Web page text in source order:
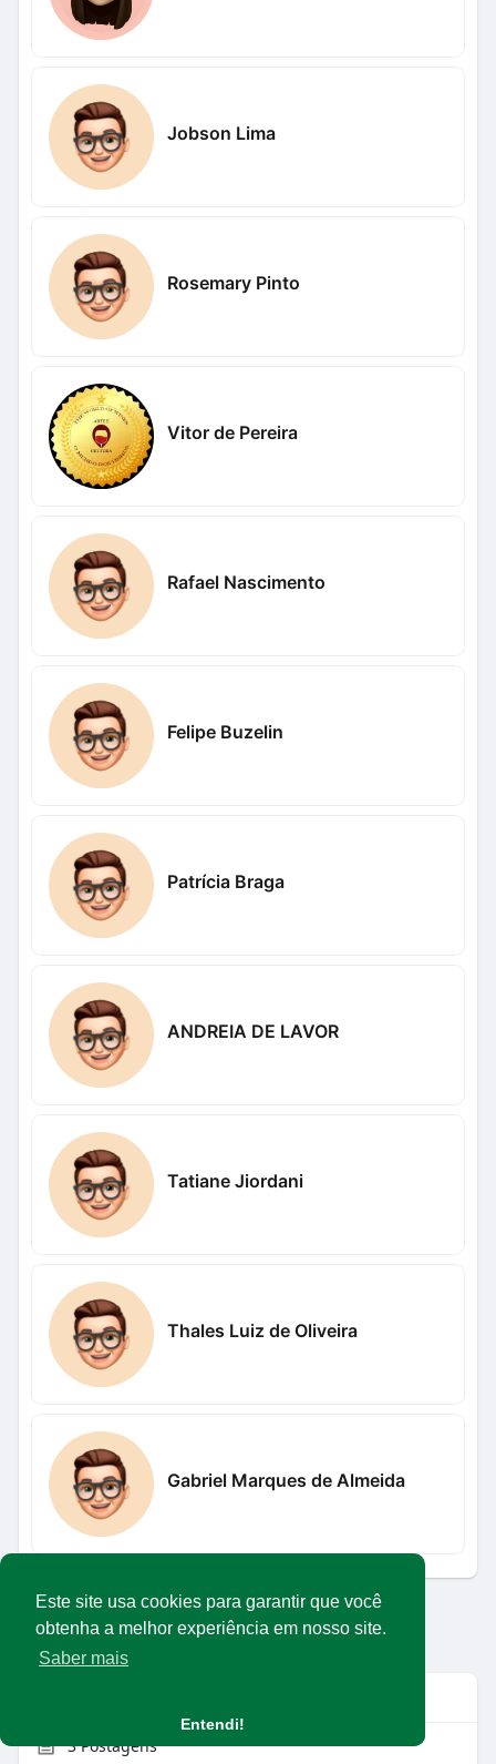
Este site usa cookies para garantir que você
obtenha a melhor experiência em nosso site.
Saber mais
Entendi!
Jobson Lima
Rosemary Pinto
Vitor de Pereira
Rafael Nascimento
Felipe Buzelin
Patrícia Braga
ANDREIA DE LAVOR
Tatiane Jiordani
Thales Luiz de Oliveira
Gabriel Marques de Almeida
Carregar mais usuários
3Postagens